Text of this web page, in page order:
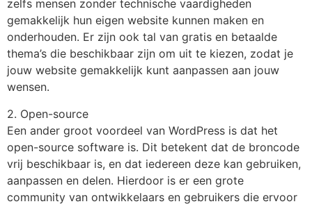
zelfs mensen zonder technische vaardigheden
gemakkelijk hun eigen website kunnen maken en
onderhouden. Er zijn ook tal van gratis en betaalde
thema’s die beschikbaar zijn om uit te kiezen, zodat je
jouw website gemakkelijk kunt aanpassen aan jouw
wensen.
2. Open-source
Een ander groot voordeel van WordPress is dat het
open-source software is. Dit betekent dat de broncode
vrij beschikbaar is, en dat iedereen deze kan gebruiken,
aanpassen en delen. Hierdoor is er een grote
community van ontwikkelaars en gebruikers die ervoor